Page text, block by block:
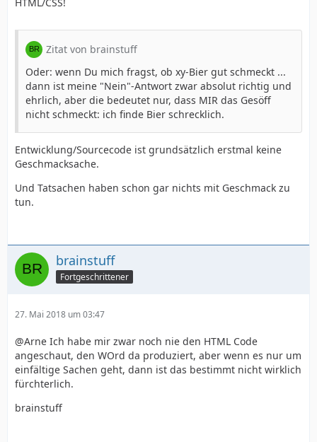
Zitat von brainstuff
Oder: wenn Du mich fragst, ob xy-Bier gut schmeckt ...
dann ist meine "Nein"-Antwort zwar absolut richtig und
ehrlich, aber die bedeutet nur, dass MIR das Gesöff
nicht schmeckt: ich finde Bier schrecklich.
Entwicklung/Sourcecode ist grundsätzlich erstmal keine
Geschmacksache.
Und Tatsachen haben schon gar nichts mit Geschmack zu
tun.
brainstuff
Fortgeschrittener
27. Mai 2018 um 03:47
@Arne Ich habe mir zwar noch nie den HTML Code
angeschaut, den WOrd da produziert, aber wenn es nur um
einfältige Sachen geht, dann ist das bestimmt nicht wirklich
fürchterlich.
brainstuff